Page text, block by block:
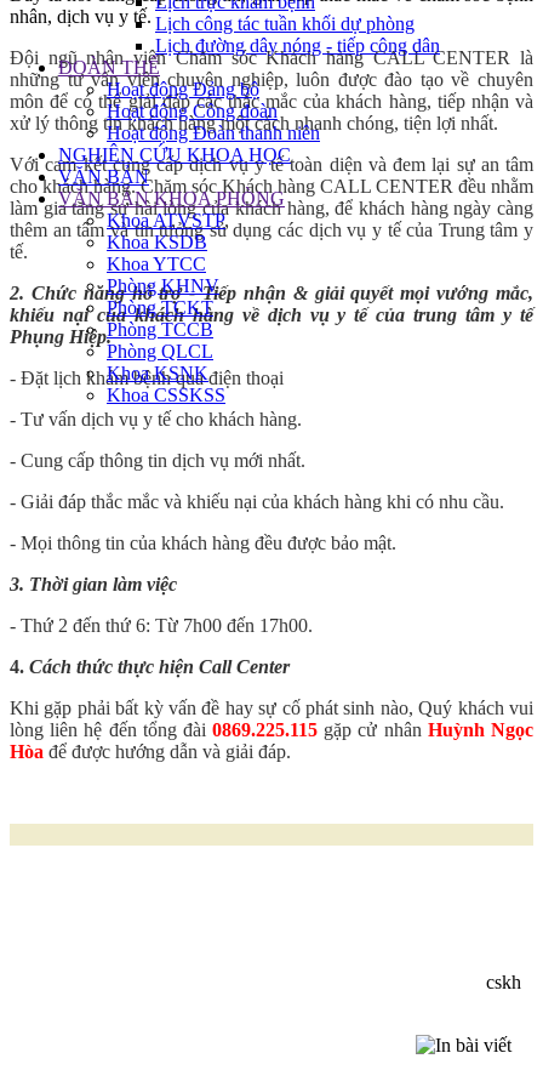
Lịch công tác tuần khối dự phòng
Lịch đường dây nóng - tiếp công dân
ĐOÀN THỂ
Hoạt động Đảng bộ
Hoạt động Công đoàn
Hoạt động Đoàn thanh niên
NGHIÊN CỨU KHOA HỌC
VĂN BẢN
VĂN BẢN KHOA PHÒNG
Khoa ATVSTP
Khoa KSDB
Khoa YTCC
Phòng KHNV
Phòng TCKT
Phòng TCCB
Phòng QLCL
Khoa KSNK
Khoa CSSKSS
nhân, dịch vụ y tế.
Đội ngũ nhân viên Chăm sóc Khách hàng CALL CENTER là
những tư vấn viên chuyên nghiệp, luôn được đào tạo về chuyên
môn để có thể giải đáp các thắc mắc của khách hàng, tiếp nhận và
xử lý thông tin khách hàng một cách nhanh chóng, tiện lợi nhất.
Với cam kết cung cấp dịch vụ y tế toàn diện và đem lại sự an tâm
cho khách hàng. Chăm sóc Khách hàng CALL CENTER đều nhằm
làm gia tăng sự hài lòng của khách hàng, để khách hàng ngày càng
thêm an tâm và tin tưởng sử dụng các dịch vụ y tế của Trung tâm y
tế.
2. Chức năng hỗ trợ - Tiếp nhận & giải quyết mọi vướng mắc,
khiếu nại của khách hàng về dịch vụ y tế của trung tâm y tế
Phụng Hiệp.
- Đặt lịch khám bệnh qua điện thoại
- Tư vấn dịch vụ y tế cho khách hàng.
- Cung cấp thông tin dịch vụ mới nhất.
- Giải đáp thắc mắc và khiếu nại của khách hàng khi có nhu cầu.
- Mọi thông tin của khách hàng đều được bảo mật.
3. Thời gian làm việc
- Thứ 2 đến thứ 6: Từ 7h00 đến 17h00.
4. Cách thức thực hiện Call Center
Khi gặp phải bất kỳ vấn đề hay sự cố phát sinh nào, Quý khách vui
lòng liên hệ đến tổng đài0869.225.115 gặp cử nhân Huỳnh Ngọc
Hòa để được hướng dẫn và giải đáp.
cskh